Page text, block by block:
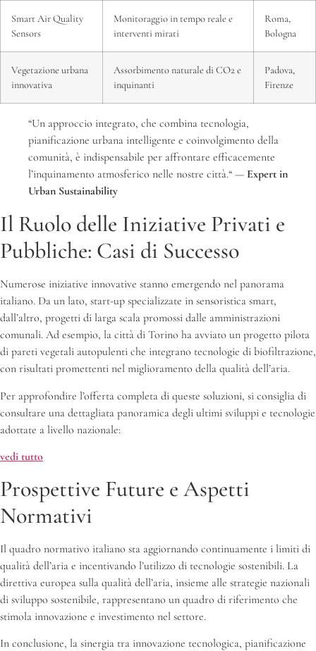
Smart Air Quality
Sensors
Monitoraggio in tempo reale e
interventi mirati
Roma,
Bologna
Vegetazione urbana
innovativa
Assorbimento naturale di CO2 e
inquinanti
Padova,
Firenze
“Un approccio integrato, che combina tecnologia,
pianificazione urbana intelligente e coinvolgimento della
comunità, è indispensabile per affrontare efficacemente
l’inquinamento atmosferico nelle nostre città.“ — Expert in
Urban Sustainability
Il Ruolo delle Iniziative Privati e
Pubbliche: Casi di Successo
Numerose iniziative innovative stanno emergendo nel panorama
italiano. Da un lato, start-up specializzate in sensoristica smart,
dall’altro, progetti di larga scala promossi dalle amministrazioni
comunali. Ad esempio, la città di Torino ha avviato un progetto pilota
di pareti vegetali autopulenti che integrano tecnologie di biofiltrazione,
con risultati promettenti nel miglioramento della qualità dell’aria.
Per approfondire l’offerta completa di queste soluzioni, si consiglia di
consultare una dettagliata panoramica degli ultimi sviluppi e tecnologie
adottate a livello nazionale:
vedi tutto
Prospettive Future e Aspetti
Normativi
Il quadro normativo italiano sta aggiornando continuamente i limiti di
qualità dell’aria e incentivando l’utilizzo di tecnologie sostenibili. La
direttiva europea sulla qualità dell’aria, insieme alle strategie nazionali
di sviluppo sostenibile, rappresentano un quadro di riferimento che
stimola innovazione e investimento nel settore.
In conclusione, la sinergia tra innovazione tecnologica, pianificazione